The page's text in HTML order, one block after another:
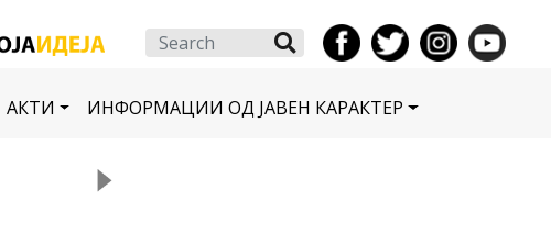
Search
АКТИ ИНФОРМАЦИИ ОД ЈАВЕН КАРАКТЕР